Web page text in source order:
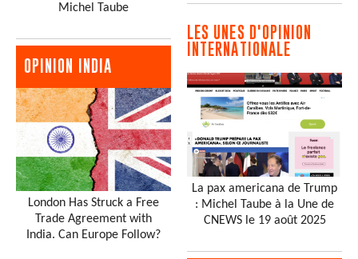
Michel Taube
OPINION INDIA
London Has Struck a Free
Trade Agreement with
India. Can Europe Follow?
LES UNES D'OPINION
INTERNATIONALE
La pax americana de Trump
: Michel Taube à la Une de
CNEWS le 19 août 2025